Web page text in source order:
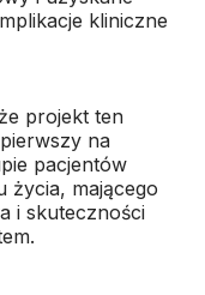
kliniczne
projekt ten
na
pacjentów
życia, mającego
i skuteczności